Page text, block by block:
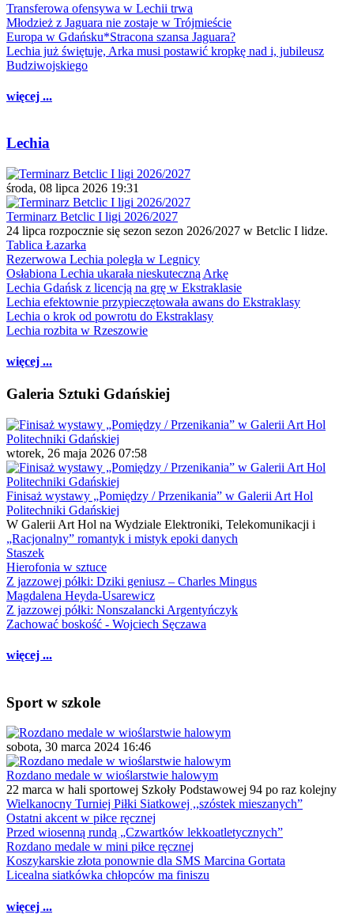
Transferowa ofensywa w Lechii trwa
Młodzież z Jaguara nie zostaje w Trójmieście
Europa w Gdańsku*Stracona szansa Jaguara?
Lechia już świętuje, Arka musi postawić kropkę nad i, jubileusz
Budziwojskiego
więcej ...
Lechia
środa, 08 lipca 2026 19:31
Terminarz Betclic I ligi 2026/2027
24 lipca rozpocznie się sezon sezon 2026/2027 w Betclic I lidze.
Tablica Łazarka
Rezerwowa Lechia poległa w Legnicy
Osłabiona Lechia ukarała nieskuteczną Arkę
Lechia Gdańsk z licencją na grę w Ekstraklasie
Lechia efektownie przypieczętowała awans do Ekstraklasy
Lechia o krok od powrotu do Ekstraklasy
Lechia rozbita w Rzeszowie
więcej ...
Galeria Sztuki Gdańskiej
wtorek, 26 maja 2026 07:58
Finisaż wystawy „Pomiędzy / Przenikania” w Galerii Art Hol
Politechniki Gdańskiej
W Galerii Art Hol na Wydziale Elektroniki, Telekomunikacji i
„Racjonalny” romantyk i mistyk epoki danych
Staszek
Hierofonia w sztuce
Z jazzowej półki: Dziki geniusz – Charles Mingus
Magdalena Heyda-Usarewicz
Z jazzowej półki: Nonszalancki Argentyńczyk
Zachować boskość - Wojciech Sęczawa
więcej ...
Sport w szkole
sobota, 30 marca 2024 16:46
Rozdano medale w wioślarstwie halowym
22 marca w hali sportowej Szkoły Podstawowej 94 po raz kolejny
Wielkanocny Turniej Piłki Siatkowej ,,szóstek mieszanych”
Ostatni akcent w piłce ręcznej
Przed wiosenną rundą „Czwartków lekkoatletycznych”
Rozdano medale w mini piłce ręcznej
Koszykarskie złota ponownie dla SMS Marcina Gortata
Licealna siatkówka chłopców ma finiszu
więcej ...